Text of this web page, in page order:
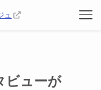
ュ
ビューが